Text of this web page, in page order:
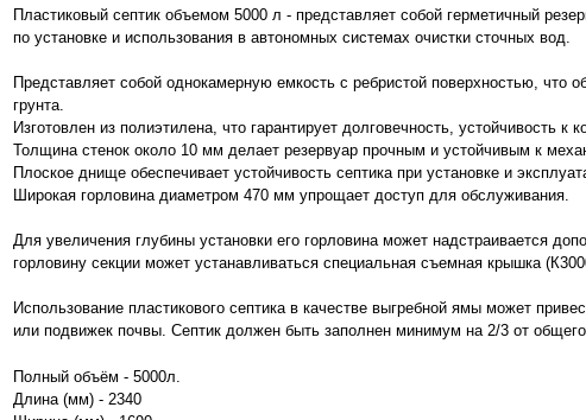
Пластиковый септик объемом 5000 л - представляет собой герметичный
по установке и использования в автономных системах очистки сточных вод.
Представляет собой однокамерную емкость с ребристой поверхностью, что
грунта.
Изготовлен из полиэтилена, что гарантирует долговечность, устойчивость к
Толщина стенок около 10 мм делает резервуар прочным и устойчивым к
Плоское днище обеспечивает устойчивость септика при установке и
Широкая горловина диаметром 470 мм упрощает доступ для обслуживания.
Для увеличения глубины установки его горловина может надстраивается
горловину секции может устанавливаться специальная съемная крышка
Использование пластикового септика в качестве выгребной ямы может
или подвижек почвы. Септик должен быть заполнен минимум на 2/3 от
Полный объём - 5000л.
Длина (мм) - 2340